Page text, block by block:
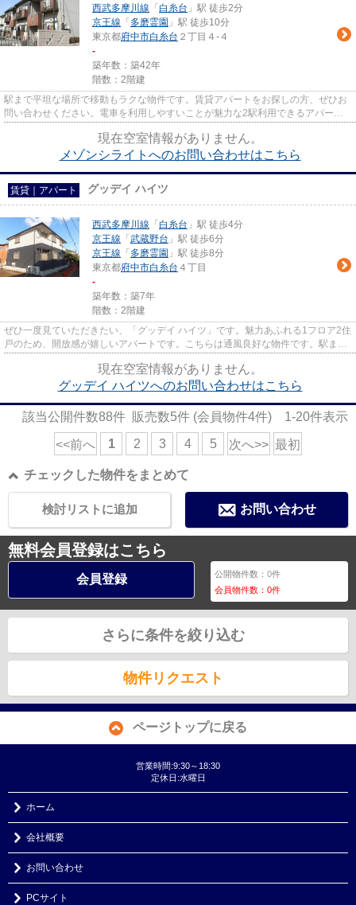
西武多摩川線 「 白糸台 」駅 徒歩2分
京王線 「 多磨霊園 」駅 徒歩10分
東京都府中市白糸台 ２丁目４-４
-
築年数：築42年
階数：2階建
駅まで平坦な場所で移動もラクな物件です。賃貸アパートをお探しの方、ぜひお
問い合わせください。電車を利用しやすいことが魅力な2駅利用できるアパート
現在空室情報がありません。
メゾンシライトへのお問い合わせはこちら
賃貸｜アパート グッデイ ハイツ
西武多摩川線 「 白糸台 」駅 徒歩4分
京王線 「 武蔵野台 」駅 徒歩6分
京王線 「 多磨霊園 」駅 徒歩8分
東京都府中市白糸台 ４丁目
-
築年数：築7年
階数：2階建
ぜひ一度見ていただきたい、「グッデイ ハイツ」です。魅力あふれる1フロア2住
戸のため、開放感が嬉しいアパートです。こちらは通風良好な物件です。駅まで
現在空室情報がありません。
グッデイ ハイツへのお問い合わせはこちら
該当公開件数88件 販売数5件 (会員物件4件) 1-20件表示
<<前へ 1 2 3 4 5 次へ>> 最初
チェックした物件をまとめて
お問い合わせ
検討リストに追加
無料会員登録はこちら
会員登録 公開物件数：0件
会員物件数：0件
さらに条件を絞り込む
物件リクエスト
ページトップに戻る
営業時間:9:30～18:30
定休日:水曜日
ホーム
会社概要
お問い合わせ
PCサイト